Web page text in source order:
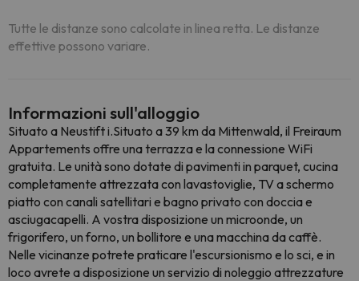
Tutte le distanze sono calcolate in linea retta. Le distanze
effettive possono variare.
Informazioni sull'alloggio
Situato a Neustift i.Situato a 39 km da Mittenwald, il Freiraum
Appartements offre una terrazza e la connessione WiFi
gratuita. Le unità sono dotate di pavimenti in parquet, cucina
completamente attrezzata con lavastoviglie, TV a schermo
piatto con canali satellitari e bagno privato con doccia e
asciugacapelli. A vostra disposizione un microonde, un
frigorifero, un forno, un bollitore e una macchina da caffè.
Nelle vicinanze potrete praticare l'escursionismo e lo sci, e in
loco avrete a disposizione un servizio di noleggio attrezzature